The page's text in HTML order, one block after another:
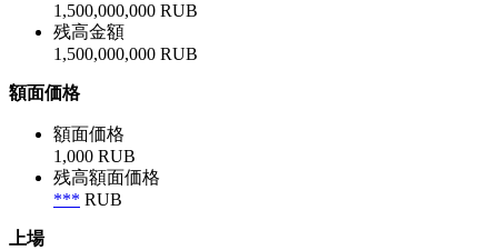
1,500,000,000 RUB
残高金額
1,500,000,000 RUB
額面価格
額面価格
1,000 RUB
残高額面価格
*** RUB
上場